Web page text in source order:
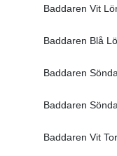
Baddaren Vit
Baddaren Blå
Baddaren
Baddaren
Baddaren Vit